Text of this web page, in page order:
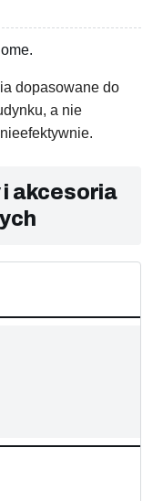
dopasowane do
a nie
i akcesoria